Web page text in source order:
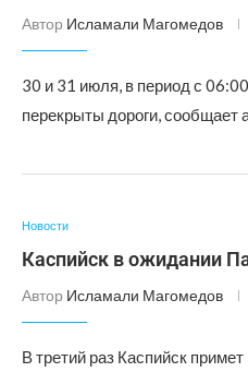
Автор Исламали Магомедов
30 и 31 июля, в период с
перекрыты дороги, сообщает
Новости
Каспийск в ожидании
Автор Исламали Магомедов
В третий раз Каспийск